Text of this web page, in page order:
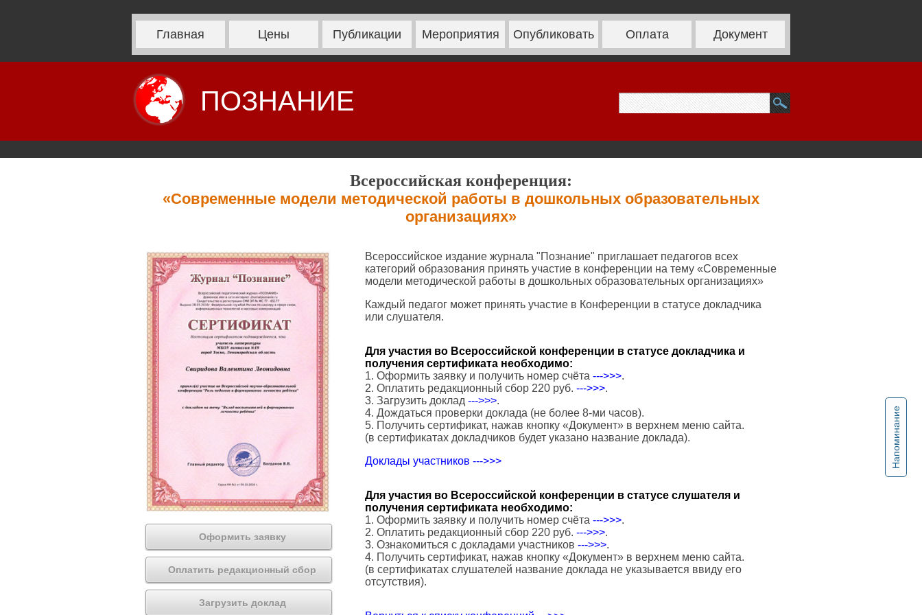
Главная Цены Публикации Мероприятия Опубликовать Оплата Документ
ПОЗНАНИЕ
Напоминание
Всероссийская конференция:
«Современные модели методической работы в дошкольных образовательных
организациях»
Оформить заявку
Оплатить редакционный сбор
Загрузить доклад
Всероссийское издание журнала "Познание" приглашает педагогов всех
категорий образования принять участие в конференции на тему «Современные
модели методической работы в дошкольных образовательных организациях»
Каждый педагог может принять участие в Конференции в статусе докладчика
или слушателя.
Для участия во Всероссийской конференции в статусе докладчика и
получения сертификата необходимо:
1. Оформить заявку и получить номер счёта --->>>.
2. Оплатить редакционный сбор 220 руб. --->>>.
3. Загрузить доклад --->>>.
4. Дождаться проверки доклада (не более 8-ми часов).
5. Получить сертификат, нажав кнопку «Документ» в верхнем меню сайта.
(в сертификатах докладчиков будет указано название доклада).
Доклады участников --->>>
Для участия во Всероссийской конференции в статусе слушателя и
получения сертификата необходимо:
1. Оформить заявку и получить номер счёта --->>>.
2. Оплатить редакционный сбор 220 руб. --->>>.
3. Ознакомиться с докладами участников --->>>.
4. Получить сертификат, нажав кнопку «Документ» в верхнем меню сайта.
(в сертификатах слушателей название доклада не указывается ввиду его
отсутствия).